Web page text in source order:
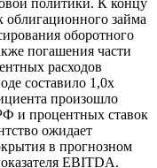
облигационного займа
оборотного
погашения части
расходов
составило 1,0х
произошло
и процентных ставок
ожидает
в прогнозном
EBITDA.